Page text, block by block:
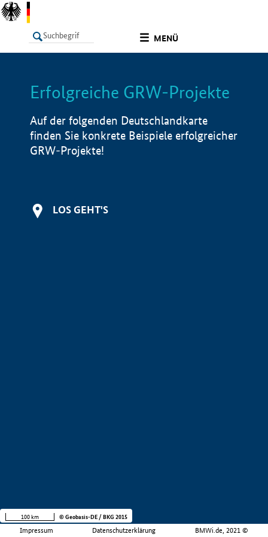
MENÜ
LISTE Info
Erfolgreiche GRW-Projekte
Auf der folgenden Deutschlandkarte
finden Sie konkrete Beispiele erfolgreicher
GRW-Projekte!
LOS GEHT'S
Impressum Datenschutzerklärung BMWi.de, 2021 ©
100 km © Geobasis-DE / BKG 2015